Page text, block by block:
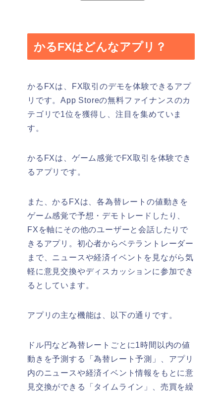
かるFXはどんなアプリ？
かるFXは、FX取引のデモを体験できるアプ
リです。App Storeの無料ファイナンスのカ
テゴリで1位を獲得し、注目を集めていま
す。
かるFXは、ゲーム感覚でFX取引を体験でき
るアプリです。
また、かるFXは、各為替レートの値動きを
ゲーム感覚で予想・デモトレードしたり、
FXを軸にその他のユーザーと会話したりで
きるアプリ。初心者からベテラントレーダー
まで、ニュースや経済イベントを見ながら気
軽に意見交換やディスカッションに参加でき
るとしています。
アプリの主な機能は、以下の通りです。
ドル円など為替レートごとに1時間以内の値
動きを予測する「為替レート予測」、アプリ
内のニュースや経済イベント情報をもとに意
見交換ができる「タイムライン」、売買を繰